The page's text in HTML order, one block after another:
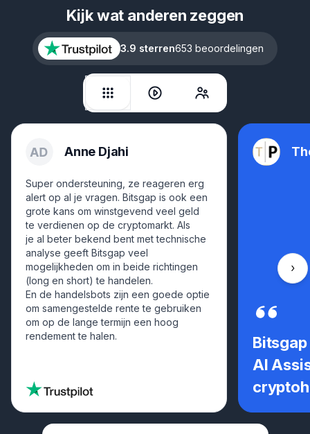
Kijk wat anderen zeggen
3.9 sterren653 beoordelingen
Anne Djahi
Super ondersteuning, ze reageren erg
alert op al je vragen. Bitsgap is ook een
grote kans om winstgevend veel geld
te verdienen op de cryptomarkt. Als
je al beter bekend bent met technische
analyse geeft Bitsgap veel
mogelijkheden om in beide richtingen
(long en short) te handelen.
En de handelsbots zijn een goede optie
om samengestelde rente te gebruiken
om op de lange termijn een hoog
rendement te halen.
AI